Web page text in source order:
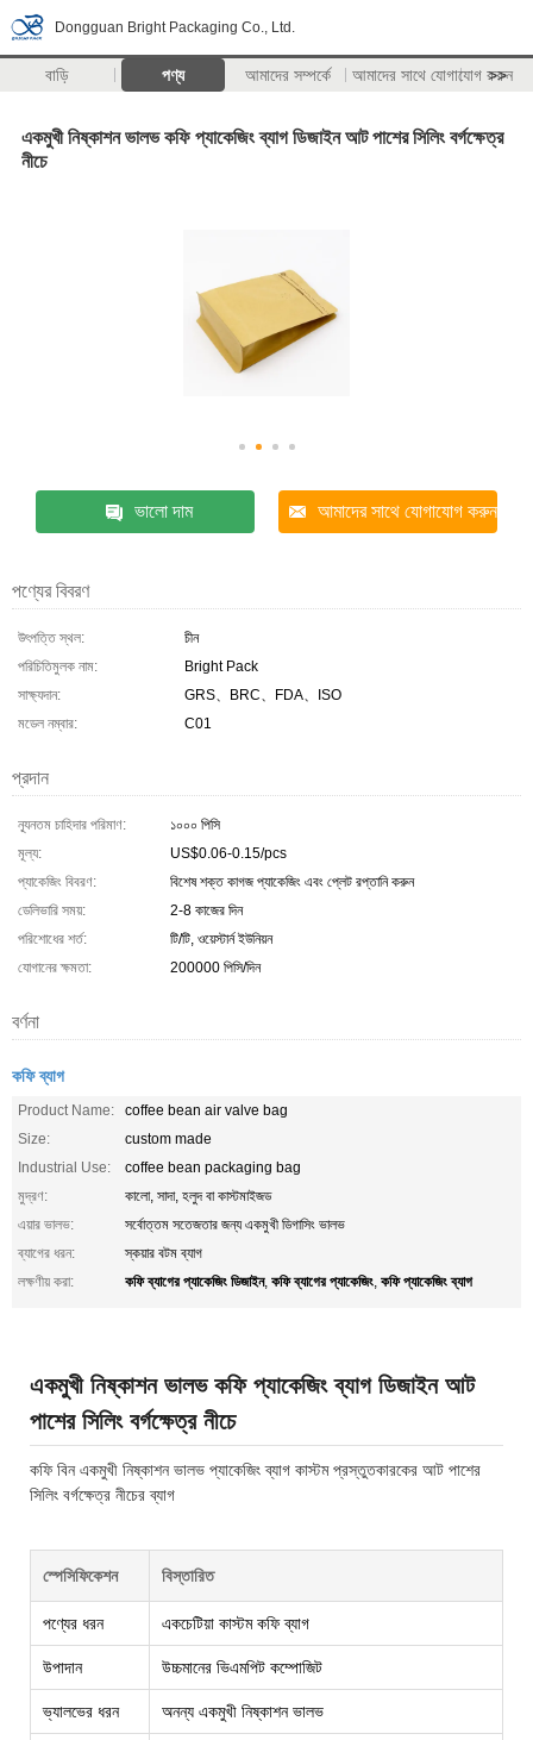
Dongguan Bright Packaging Co., Ltd.
বাড়ি পণ্য আমাদের সম্পর্কে আমাদের সাথে যোগাযোগ করুন
>>
একমুখী নিষ্কাশন ভালভ কফি প্যাকেজিং ব্যাগ ডিজাইন আট পাশের সিলিং বর্গক্ষেত্র
নীচে
ভালো দাম আমাদের সাথে যোগাযোগ করুন
পণ্যের বিবরণ
উৎপত্তি স্থল:
চীন
পরিচিতিমুলক নাম:
Bright Pack
সাক্ষ্যদান:
GRS、BRC、FDA、ISO
মডেল নম্বার:
C01
প্রদান
ন্যূনতম চাহিদার পরিমাণ:
১০০০ পিসি
মূল্য:
US$0.06-0.15/pcs
প্যাকেজিং বিবরণ:
বিশেষ শক্ত কাগজ প্যাকেজিং এবং প্লেট রপ্তানি করুন
ডেলিভারি সময়:
2-8 কাজের দিন
পরিশোধের শর্ত:
টি/টি, ওয়েস্টার্ন ইউনিয়ন
যোগানের ক্ষমতা:
200000 পিসি/দিন
বর্ণনা
কফি ব্যাগ
Product Name:
coffee bean air valve bag
Size:
custom made
Industrial Use:
coffee bean packaging bag
মুদ্রণ:
কালো, সাদা, হলুদ বা কাস্টমাইজড
এয়ার ভালভ:
সর্বোত্তম সতেজতার জন্য একমুখী ডিগাসিং ভালভ
ব্যাগের ধরন:
স্কয়ার বটম ব্যাগ
লক্ষণীয় করা:
কফি ব্যাগের প্যাকেজিং ডিজাইন, কফি ব্যাগের প্যাকেজিং, কফি প্যাকেজিং ব্যাগ
একমুখী নিষ্কাশন ভালভ কফি প্যাকেজিং ব্যাগ ডিজাইন আট
পাশের সিলিং বর্গক্ষেত্র নীচে
কফি বিন একমুখী নিষ্কাশন ভালভ প্যাকেজিং ব্যাগ কাস্টম প্রস্তুতকারকের আট পাশের
সিলিং বর্গক্ষেত্র নীচের ব্যাগ
স্পেসিফিকেশন বিস্তারিত
পণ্যের ধরন একচেটিয়া কাস্টম কফি ব্যাগ
উপাদান উচ্চমানের ভিএমপিট কম্পোজিট
ভ্যালভের ধরন অনন্য একমুখী নিষ্কাশন ভালভ